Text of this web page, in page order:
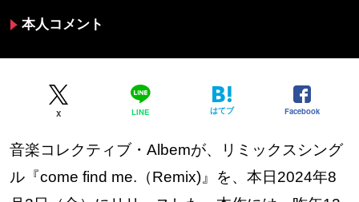
本人コメント
X LINE はてブ Facebook
音楽コレクティブ・Albemが、リミックスシング
ル『come find me.（Remix)』を、本日2024年8